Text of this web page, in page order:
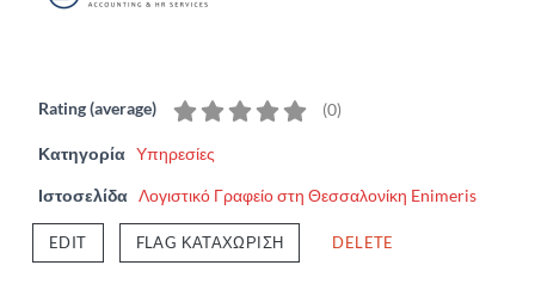
Rating (average) (0)
Κατηγορία Υπηρεσίες
Ιστοσελίδα Λογιστικό Γραφείο στη Θεσσαλονίκη Enimeris
EDIT FLAG ΚΑΤΑΧΏΡΙΣΗ DELETE